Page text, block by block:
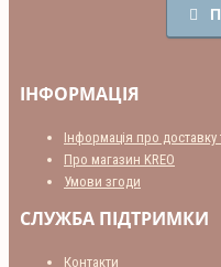
ІНФОРМАЦІЯ
Інформація про доставку
Про магазин KREO
Умови згоди
СЛУЖБА ПІДТРИМКИ
Контакти